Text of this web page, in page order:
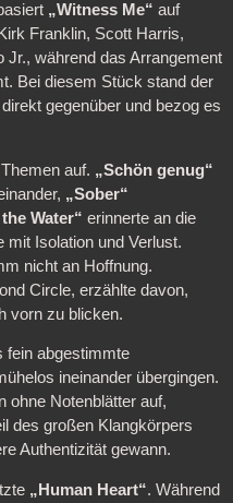
„Witness Me“ auf
Franklin, Scott Harris,
während das Arrangement
Bei diesem Stück stand der
gegenüber und bezog es
auf. „Schön genug“
„Sober“
the Water“ erinnerte an die
mit Isolation und Verlust.
nicht an Hoffnung.
Circle, erzählte davon,
vorn zu blicken.
fein abgestimmte
ineinander übergingen.
ohne Notenblätter auf,
des großen Klangkörpers
Authentizität gewann.
„Human Heart“. Während